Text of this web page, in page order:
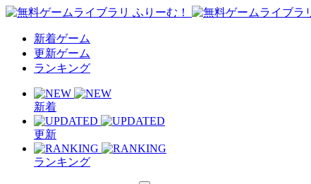
新着ゲーム
更新ゲーム
ランキング
新着
更新
ランキング